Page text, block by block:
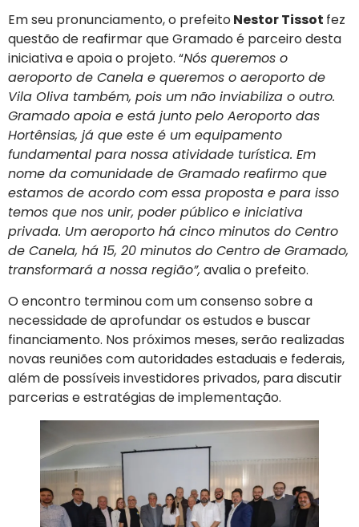
Em seu pronunciamento, o prefeitoNestor Tissot fez
questão de reafirmar que Gramado é parceiro desta
iniciativa e apoia o projeto. “Nós queremos o
aeroporto de Canela e queremos o aeroporto de
Vila Oliva também, pois um não inviabiliza o outro.
Gramado apoia e está junto pelo Aeroporto das
Hortênsias, já que este é um equipamento
fundamental para nossa atividade turística. Em
nome da comunidade de Gramado reafirmo que
estamos de acordo com essa proposta e para isso
temos que nos unir, poder público e iniciativa
privada. Um aeroporto há cinco minutos do Centro
de Canela, há 15, 20 minutos do Centro de Gramado,
transformará a nossa região”, avalia o prefeito.
O encontro terminou com um consenso sobre a
necessidade de aprofundar os estudos e buscar
financiamento. Nos próximos meses, serão realizadas
novas reuniões com autoridades estaduais e federais,
além de possíveis investidores privados, para discutir
parcerias e estratégias de implementação.